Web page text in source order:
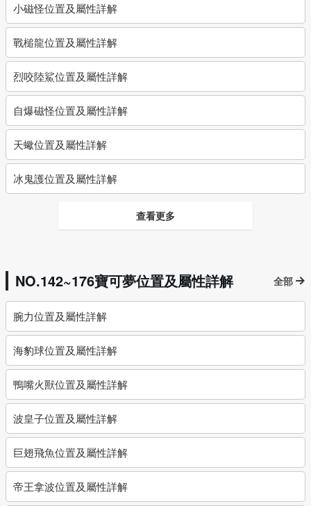
小磁怪位置及屬性詳解
戰槌龍位置及屬性詳解
烈咬陸鯊位置及屬性詳解
自爆磁怪位置及屬性詳解
天蠍位置及屬性詳解
冰鬼護位置及屬性詳解
查看更多
NO.142~176寶可夢位置及屬性詳解 全部
腕力位置及屬性詳解
海豹球位置及屬性詳解
鴨嘴火獸位置及屬性詳解
波皇子位置及屬性詳解
巨翅飛魚位置及屬性詳解
帝王拿波位置及屬性詳解